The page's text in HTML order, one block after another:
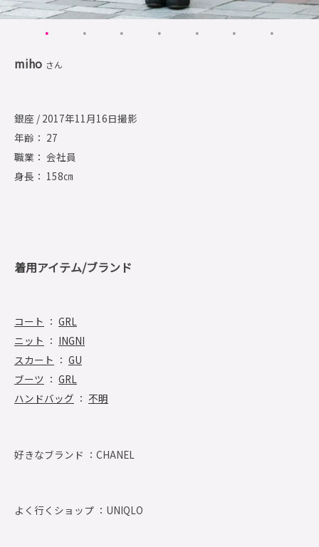
miho さん
銀座 / 2017年11月16日撮影
年齢： 27
職業： 会社員
身長： 158㎝
着用アイテム/ブランド
コート ： GRL
ニット ： INGNI
スカート ： GU
ブーツ ： GRL
ハンドバッグ ： 不明
好きなブランド ： CHANEL
よく行くショップ ： UNIQLO